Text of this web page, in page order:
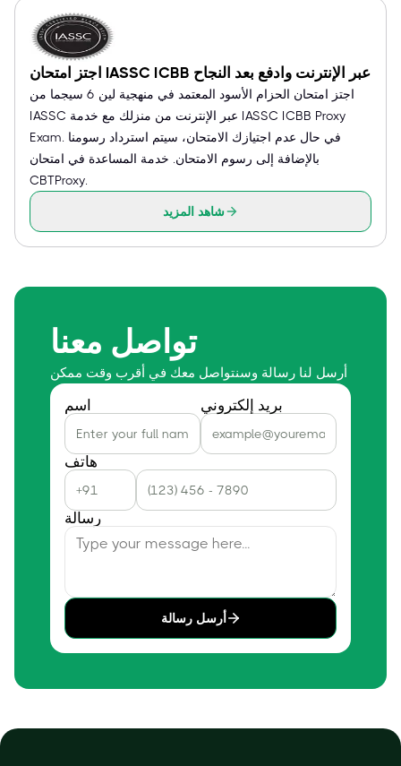
اجتز امتحان IASSC ICBB عبر الإنترنت وادفع بعد النجاح
اجتز امتحان الحزام الأسود المعتمد في منهجية لين 6 سيجما من
IASSC عبر الإنترنت من منزلك مع خدمة IASSC ICBB Proxy
Exam. في حال عدم اجتيازك الامتحان، سيتم استرداد رسومنا
بالإضافة إلى رسوم الامتحان. خدمة المساعدة في امتحان
CBTProxy.
شاهد المزيد
تواصل معنا
أرسل لنا رسالة وسنتواصل معك في أقرب وقت ممكن
اسم بريد إلكتروني
هاتف
رسالة
أرسل رسالة